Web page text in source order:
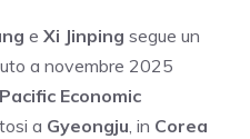
e Xi Jinping segue un
a novembre 2025
Economic
a Gyeongju, in Corea